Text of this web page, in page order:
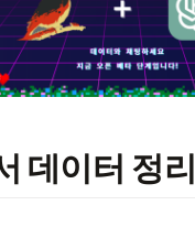
데이터 정리